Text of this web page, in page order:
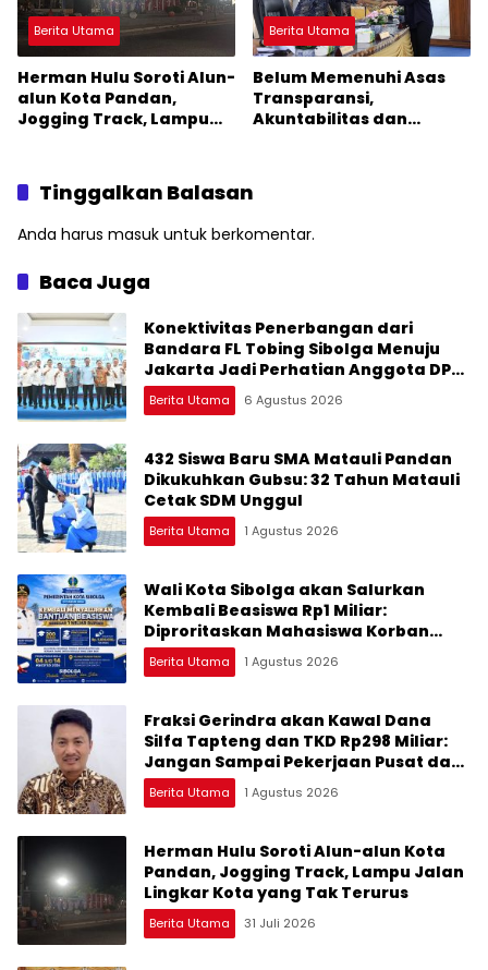
Berita Utama
Herman Hulu Soroti Alun-
alun Kota Pandan,
Jogging Track, Lampu
Berita Utama
Belum Memenuhi Asas
Transparansi,
Akuntabilitas dan
Tinggalkan Balasan
Anda harus masuk untuk berkomentar.
Baca Juga
Konektivitas Penerbangan dari
Bandara FL Tobing Sibolga Menuju
Jakarta Jadi Perhatian Anggota DPR
RI Muhammad Lokot Nasution
Berita Utama 6 Agustus 2026
432 Siswa Baru SMA Matauli Pandan
Dikukuhkan Gubsu: 32 Tahun Matauli
Cetak SDM Unggul
Berita Utama 1 Agustus 2026
Wali Kota Sibolga akan Salurkan
Kembali Beasiswa Rp1 Miliar:
Diproritaskan Mahasiswa Korban
Bencana
Berita Utama 1 Agustus 2026
Fraksi Gerindra akan Kawal Dana
Silfa Tapteng dan TKD Rp298 Miliar:
Jangan Sampai Pekerjaan Pusat dan
Provinsi Diklaim Kerjaan Tapteng
Berita Utama 1 Agustus 2026
Herman Hulu Soroti Alun-alun Kota
Pandan, Jogging Track, Lampu Jalan
Lingkar Kota yang Tak Terurus
Berita Utama 31 Juli 2026